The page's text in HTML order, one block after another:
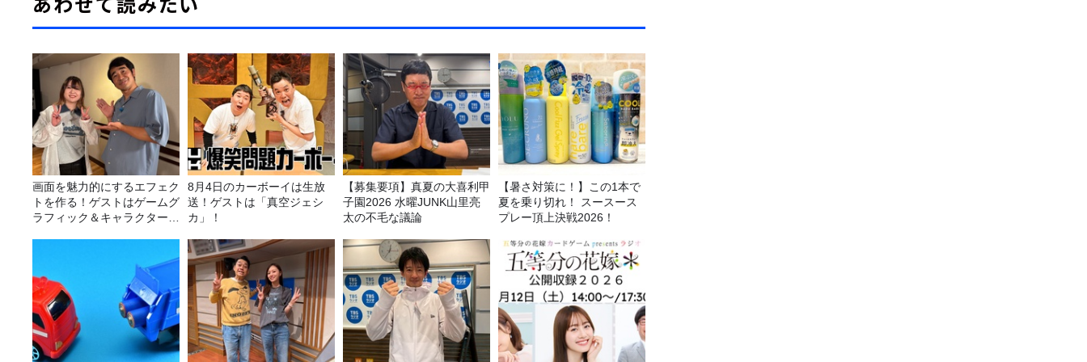
画面を魅力的にするエフェク
トを作る！ゲストはゲームグ
ラフィック＆キャラクター専
8月4日のカーボーイは生放
送！ゲストは「真空ジェシ
カ」！
【募集要項】真夏の大喜利甲
子園2026 水曜JUNK山里亮
太の不毛な議論
【暑さ対策に！】この1本で
夏を乗り切れ！ スースース
プレー頂上決戦2026！